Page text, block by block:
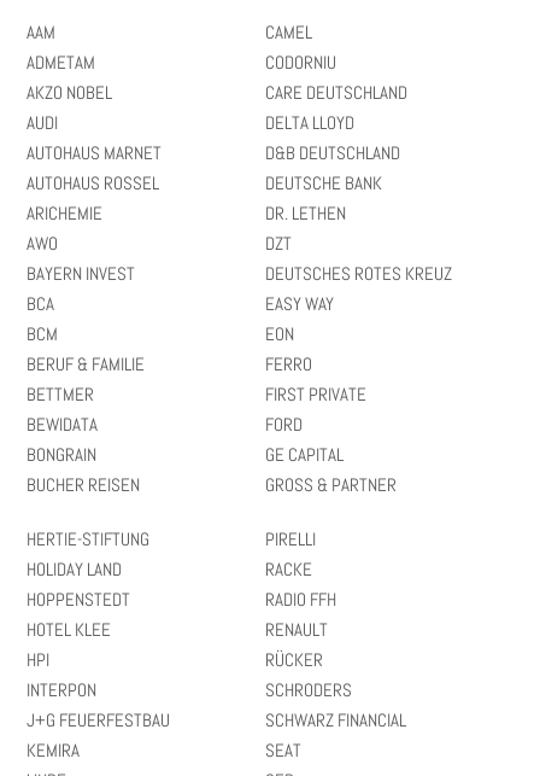
AAM
ADMETAM
AKZO NOBEL
AUDI
AUTOHAUS MARNET
AUTOHAUS ROSSEL
ARICHEMIE
AWO
BAYERN INVEST
BCA
BCM
BERUF & FAMILIE
BETTMER
BEWIDATA
BONGRAIN
BUCHER REISEN
CAMEL
CODORNIU
CARE DEUTSCHLAND
DELTA LLOYD
D&B DEUTSCHLAND
DEUTSCHE BANK
DR. LETHEN
DZT
DEUTSCHES ROTES KREUZ
EASY WAY
EON
FERRO
FIRST PRIVATE
FORD
GE CAPITAL
GROSS & PARTNER
HERTIE-STIFTUNG
HOLIDAY LAND
HOPPENSTEDT
HOTEL KLEE
HPI
INTERPON
J+G FEUERFESTBAU
KEMIRA
PIRELLI
RACKE
RADIO FFH
RENAULT
RÜCKER
SCHRODERS
SCHWARZ FINANCIAL
SEAT